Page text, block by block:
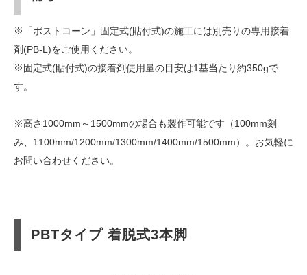
※「ポストコーン」固定式(貼付式)の施工には別売りの専用接着
剤(PB-L)をご使用ください。
※固定式(貼付式)の接着剤使用量の目安は1基当たり約350gで
す。
※高さ1000mm～1500mmの場合も製作可能です（100mm刻
み、1100mm/1200mm/1300mm/1400mm/1500mm）。お気軽に
お問い合わせください。
PBTタイプ 着脱式3本脚